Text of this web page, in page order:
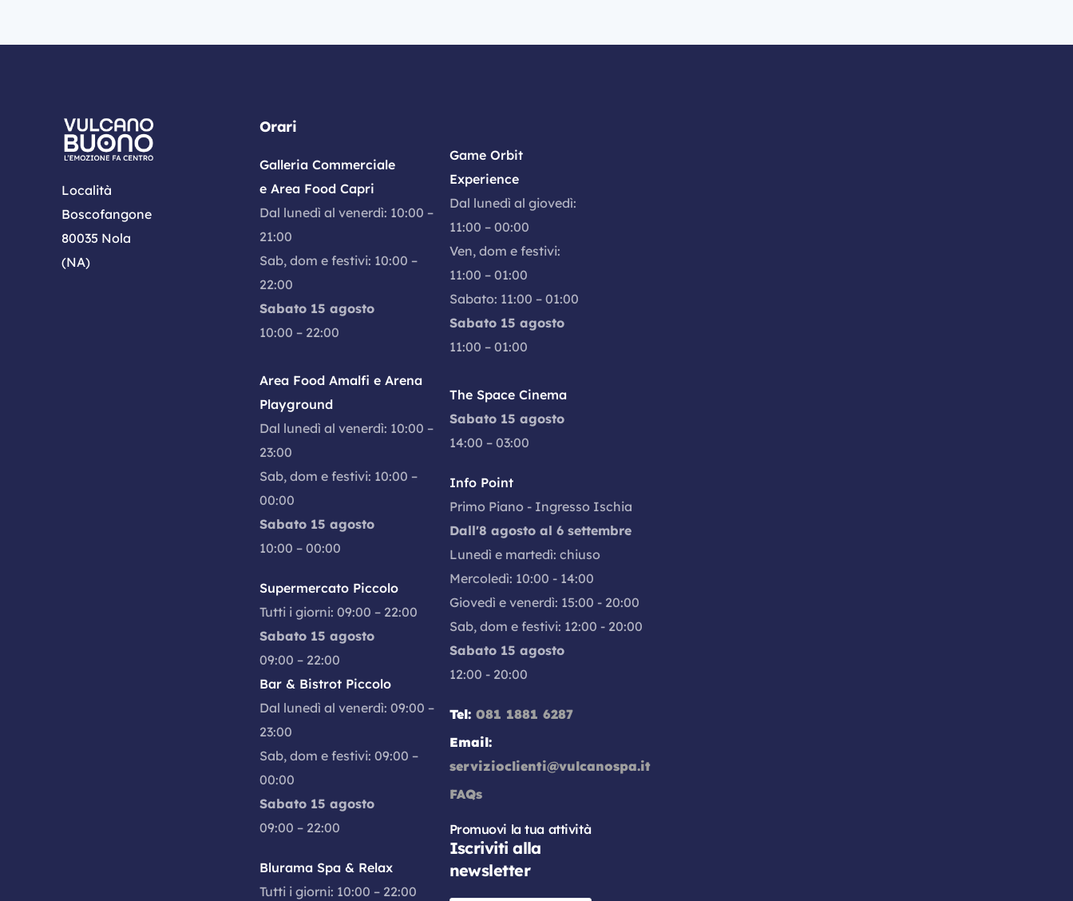
Località
Boscofangone
80035 Nola
(NA)
Orari
Galleria Commerciale
e Area Food Capri
Dal lunedì al venerdì: 10:00 –
21:00
Sab, dom e festivi: 10:00 –
22:00
Sabato 15 agosto
10:00 – 22:00
Area Food Amalfi e Arena
Playground
Dal lunedì al venerdì: 10:00 –
23:00
Sab, dom e festivi: 10:00 –
00:00
Sabato 15 agosto
10:00 – 00:00
Supermercato Piccolo
Tutti i giorni: 09:00 – 22:00
Sabato 15 agosto
09:00 – 22:00
Bar & Bistrot Piccolo
Dal lunedì al venerdì: 09:00 –
23:00
Sab, dom e festivi: 09:00 –
00:00
Sabato 15 agosto
09:00 – 22:00
Blurama Spa & Relax
Tutti i giorni: 10:00 – 22:00
Game Orbit
Experience
Dal lunedì al giovedì:
11:00 – 00:00
Ven, dom e festivi:
11:00 – 01:00
Sabato: 11:00 – 01:00
Sabato 15 agosto
11:00 – 01:00
The Space Cinema
Sabato 15 agosto
14:00 – 03:00
Info Point
Primo Piano - Ingresso Ischia
Dall'8 agosto al 6 settembre
Lunedì e martedì: chiuso
Mercoledì: 10:00 - 14:00
Giovedì e venerdì: 15:00 - 20:00
Sab, dom e festivi: 12:00 - 20:00
Sabato 15 agosto
12:00 - 20:00
Tel:081 1881 6287
Email:
servizioclienti@vulcanospa.it
FAQs
Promuovi la tua attività
Iscriviti alla
newsletter